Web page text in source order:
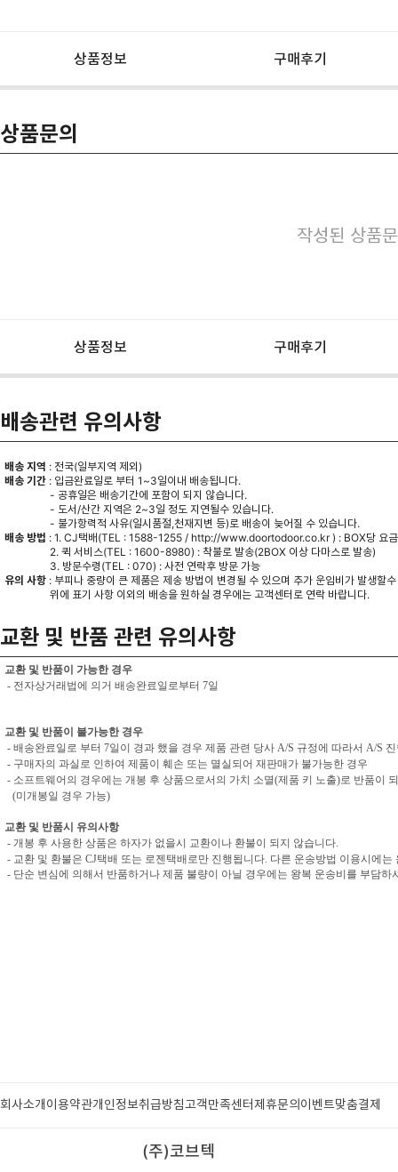
상품정보 구매후기
상품문의
작성된 상품
상품정보 구매후기
배송관련 유의사항
배송 지역 : 전국(일부지역 제외)
배송 기간 : 입금완료일로 부터 1~3일이내 배송됩니다.
- 공휴일은 배송기간에 포함이 되지 않습니다.
- 도서/산간 지역은 2~3일 정도 지연될수 있습니다.
- 불가항력적 사유(일시품절,천재지변 등)로 배송이 늦어질 수 있습니다.
배송 방법 : 1. CJ택배(TEL : 1588-1255 / http://www.doortodoor.co.kr) : BOX당 요
2. 퀵 서비스(TEL : 1600-8980) : 착불로 발송(2BOX 이상 다마스로 발송)
3. 방문수령(TEL : 070) : 사전 연락후 방문 가능
유의 사항 : 부피나 중량이 큰 제품은 제송 방법이 변경될 수 있으며 추가 운임비가 발생할
위에 표기 사항 이외의 배송을 원하실 경우에는 고객센터로 연락 바랍니다.
교환 및 반품 관련 유의사항
교환 및 반품이 가능한 경우
- 전자상거래법에 의거 배송완료일로부터 7일
교환 및 반품이 불가능한 경우
- 배송완료일로 부터 7일이 경과 했을 경우 제품 관련 당사 A/S 규정에 따라서 A/S
- 구매자의 과실로 인하여 제품이 훼손 또는 멸실되어 재판매가 불가능한 경우
- 소프트웨어의 경우에는 개봉 후 상품으로서의 가치 소멸(제품 키 노출)로 반품이
(미개봉일 경우 가능)
교환 및 반품시 유의사항
- 개봉 후 사용한 상품은 하자가 없을시 교환이나 환불이 되지 않습니다.
- 교환 및 환불은 CJ택배 또는 로젠택배로만 진행됩니다. 다른 운송방법 이용시에
- 단순 변심에 의해서 반품하거나 제품 불량이 아닐 경우에는 왕복 운송비를 부담하
회사소개이용약관개인정보취급방침고객만족센터제휴문의이벤트맞춤결제
(주)코브텍